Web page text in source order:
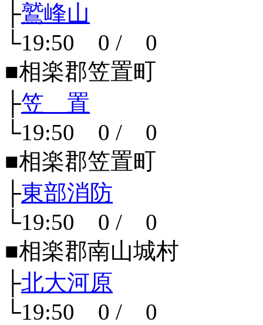
├鷲峰山
└19:50 0 / 0
■相楽郡笠置町
├笠 置
└19:50 0 / 0
■相楽郡笠置町
├東部消防
└19:50 0 / 0
■相楽郡南山城村
├北大河原
└19:50 0 / 0